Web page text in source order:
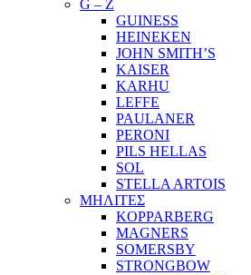
G – Z
GUINESS
HEINEKEN
JOHN SMITH’S
KAISER
KARHU
LEFFE
PAULANER
PERONI
PILS HELLAS
SOL
STELLA ARTOIS
ΜΗΛΙΤΕΣ
KOPPARBERG
MAGNERS
SOMERSBY
STRONGBOW